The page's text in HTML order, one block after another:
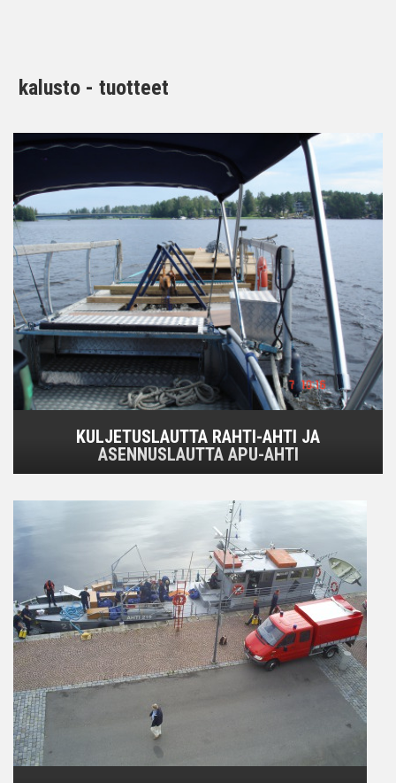
kalusto - tuotteet
KULJETUSLAUTTA RAHTI-AHTI JA
ASENNUSLAUTTA APU-AHTI